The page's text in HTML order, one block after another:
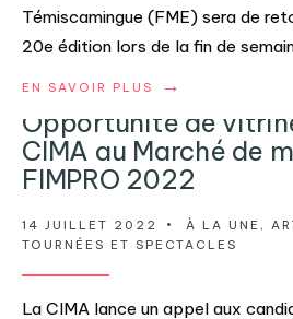
Témiscamingue (FME) sera de
20e édition lors de la fin de
EN SAVOIR PLUS →
Opportunité de
CIMA au Marché de
FIMPRO 2022
14 JUILLET 2022 • À LA UNE ,
TOURNÉES ET SPECTACLES
La CIMA lance un appel aux